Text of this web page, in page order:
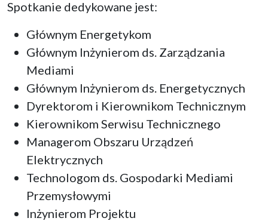
Spotkanie dedykowane jest:
Głównym Energetykom
Głównym Inżynierom ds. Zarządzania
Mediami
Głównym Inżynierom ds. Energetycznych
Dyrektorom i Kierownikom Technicznym
Kierownikom Serwisu Technicznego
Managerom Obszaru Urządzeń
Elektrycznych
Technologom ds. Gospodarki Mediami
Przemysłowymi
Inżynierom Projektu